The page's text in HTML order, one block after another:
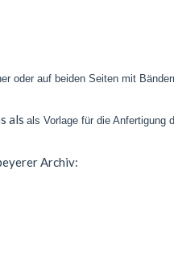
oder auf beiden Seiten mit
als als Vorlage für die Anfertigung
Archiv: